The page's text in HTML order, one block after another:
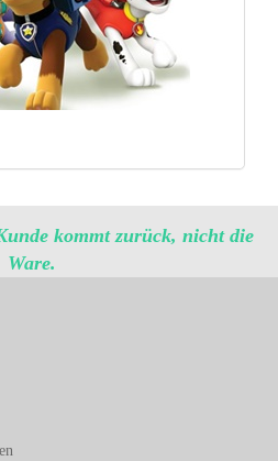
kommt zurück, nicht die
Ware.